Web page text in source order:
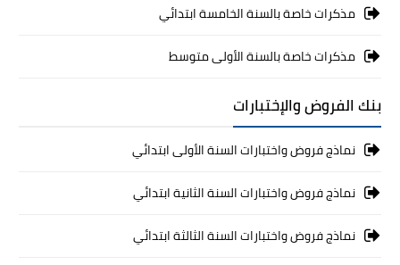
مذكرات خاصة بالسنة الخامسة ابتدائي
مذكرات خاصة بالسنة الأولى متوسط
بنك الفروض والإختبارات
نماذج فروض واختبارات السنة الأولى ابتدائي
نماذج فروض واختبارات السنة الثانية ابتدائي
نماذج فروض واختبارات السنة الثالثة ابتدائي